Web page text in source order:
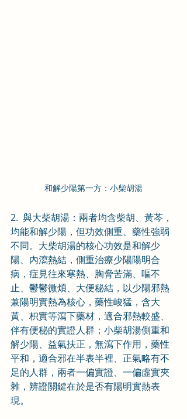
和解少陽第一方：小柴胡湯
2.  與大柴胡湯：兩者均含柴胡、黃芩，
均能和解少陽，但功效側重、藥性強弱
不同。大柴胡湯的核心功效是和解少
陽、內瀉熱結，側重治療少陽陽明合
病，症見往來寒熱、胸脅苦滿、嘔不
止、鬱鬱微煩、大便秘結，以少陽邪熱
兼陽明實熱為核心，藥性峻猛，含大
黃、枳實等瀉下藥材，適合邪熱較盛、
伴有便秘的實證人群；小柴胡湯側重和
解少陽、益氣扶正，無瀉下作用，藥性
平和，適合邪在半表半裡、正氣略有不
足的人群，兩者一偏實證、一偏虛實夾
雜，辨證關鍵在於是否有陽明實熱表
現。